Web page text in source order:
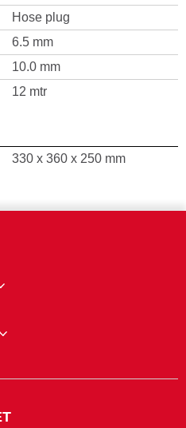
Hose plug
6.5 mm
10.0 mm
12 mtr
330 x 360 x 250 mm